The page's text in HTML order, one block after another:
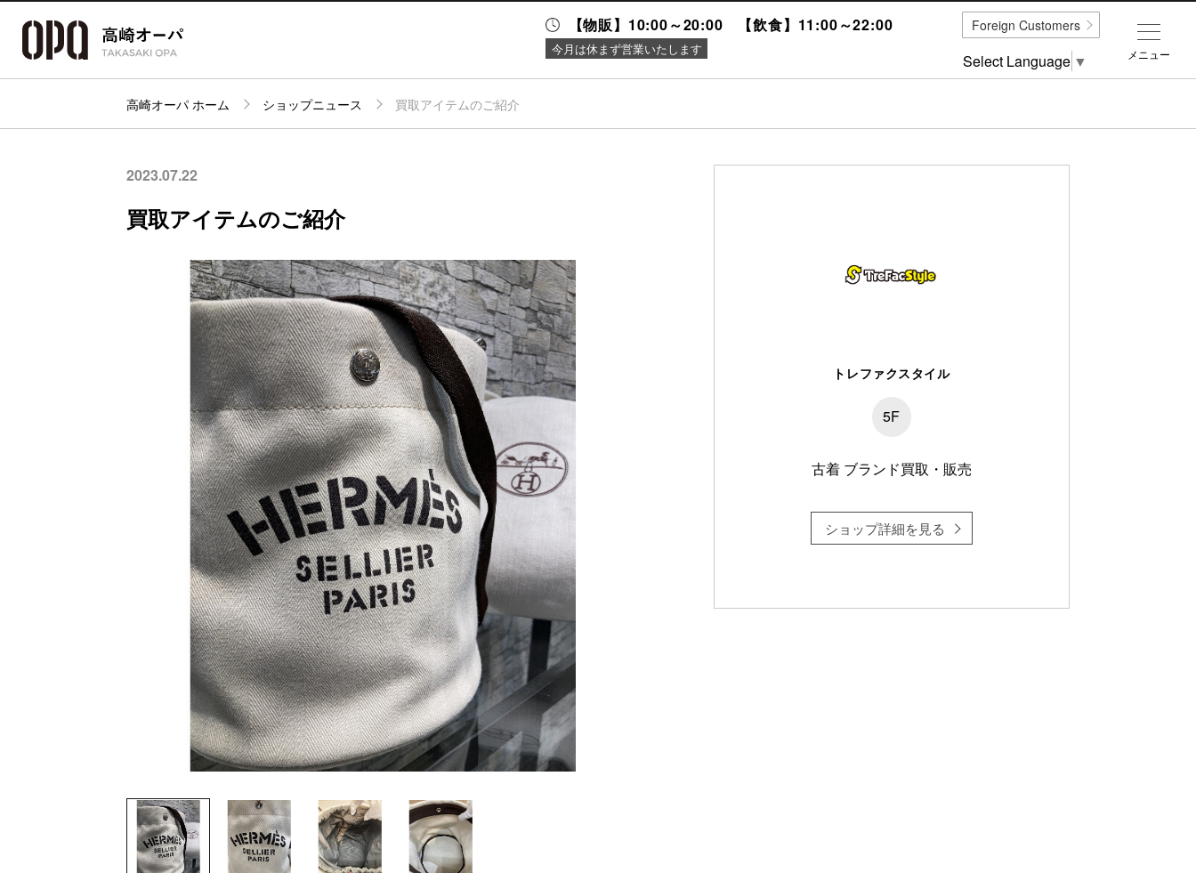
【物販】10:00～20:00 【飲食】11:00～22:00
今月は休まず営業いたします
パーキング
ニュース＆
イベント
高崎オーパ ホーム ショップニュース 買取アイテムのご紹介
2023.07.22
買取アイテムのご紹介
トレファクスタイル
5F
古着 ブランド買取・販売
ショップ詳細を見る
メニュー
Foreign Customers
Select Language ▼